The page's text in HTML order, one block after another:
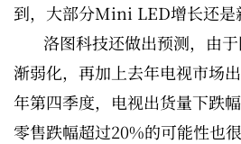
到，大部分Mini LED增长还是
洛图科技还做出预测，由
渐弱化，再加上去年电视市场
年第四季度，电视出货量下跌幅
零售跌幅超过20%的可能性也